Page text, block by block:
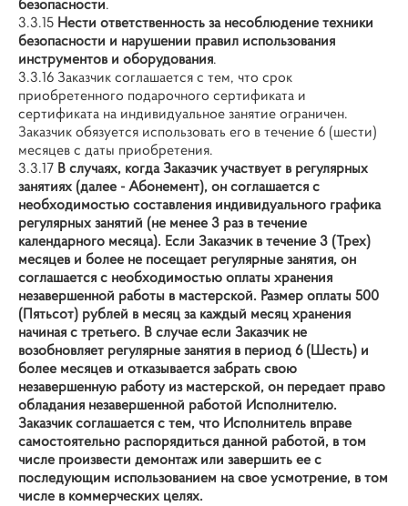
безопасности.
3.3.15 Нести ответственность за несоблюдение техники
безопасности и нарушении правил использования
инструментов и оборудования.
3.3.16 Заказчик соглашается с тем, что срок
приобретенного подарочного сертификата и
сертификата на индивидуальное занятие ограничен.
Заказчик обязуется использовать его в течение 6 (шести)
месяцев с даты приобретения.
3.3.17 В случаях, когда Заказчик участвует в регулярных
занятиях (далее - Абонемент), он соглашается с
необходимостью составления индивидуального графика
регулярных занятий (не менее 3 раз в течение
календарного месяца). Если Заказчик в течение 3 (Трех)
месяцев и более не посещает регулярные занятия, он
соглашается с необходимостью оплаты хранения
незавершенной работы в мастерской. Размер оплаты 500
(Пятьсот) рублей в месяц за каждый месяц хранения
начиная с третьего. В случае если Заказчик не
возобновляет регулярные занятия в период 6 (Шесть) и
более месяцев и отказывается забрать свою
незавершенную работу из мастерской, он передает право
обладания незавершенной работой Исполнителю.
Заказчик соглашается с тем, что Исполнитель вправе
самостоятельно распорядиться данной работой, в том
числе произвести демонтаж или завершить ее с
последующим использованием на свое усмотрение, в том
числе в коммерческих целях.